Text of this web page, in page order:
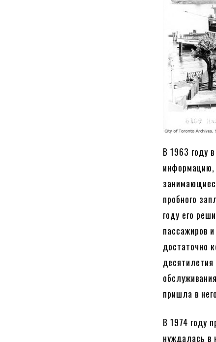
В 1963 году
информацию,
пробного
году его
пассажиров
достаточно
десятилетия
пришла в
В 1974 году
нуждалась в